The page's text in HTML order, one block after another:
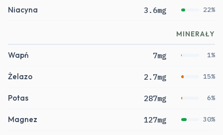
Niacyna 3.6mg 22%
MINERAŁY
Wapń 7mg 1%
Żelazo 2.7mg 15%
Potas 287mg 6%
Magnez 127mg 30%